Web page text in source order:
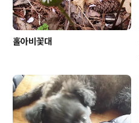
홀아비꽃대